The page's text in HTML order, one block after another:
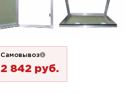
Самовывоз
2 842 pуб.